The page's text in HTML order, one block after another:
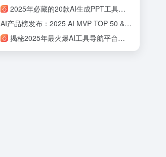
2025年必藏的20款AI生成PPT工具：从零基础到专业级，效率提升 10 倍的秘密！
AI产品榜发布：2025 AI MVP TOP 50 & 中国AI潜力企业TOP50！
揭秘2025年最火爆AI工具导航平台排行榜前十，绝对不能错过！